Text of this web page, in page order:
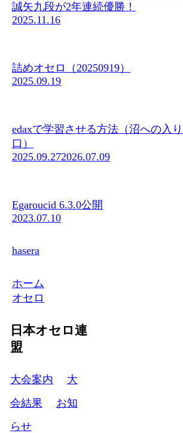
誠矢九段が2年連続優勝！
2025.11.16
詰めオセロ（20250919）
2025.09.19
edaxで学習させる方法（沼への入り
口）
2025.09.272026.07.09
Egaroucid 6.3.0公開
2023.07.10
hasera
ホーム
オセロ
日本オセロ連
盟
大会案内
大
会結果
お知
らせ